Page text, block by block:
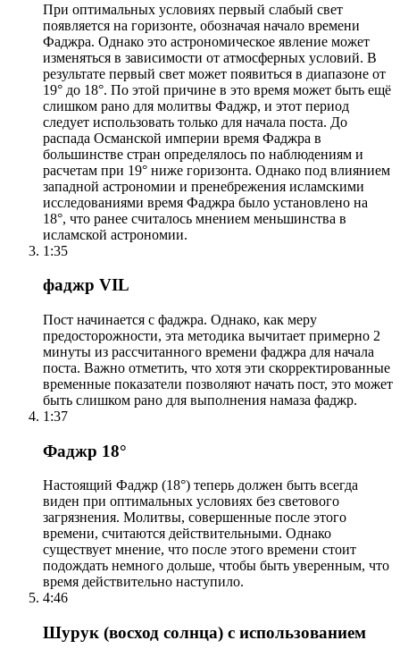
При оптимальных условиях первый слабый свет
появляется на горизонте, обозначая начало времени
Фаджра. Однако это астрономическое явление может
изменяться в зависимости от атмосферных условий. В
результате первый свет может появиться в диапазоне от
19° до 18°. По этой причине в это время может быть ещё
слишком рано для молитвы Фаджр, и этот период
следует использовать только для начала поста. До
распада Османской империи время Фаджра в
большинстве стран определялось по наблюдениям и
расчетам при 19° ниже горизонта. Однако под влиянием
западной астрономии и пренебрежения исламскими
исследованиями время Фаджра было установлено на
18°, что ранее считалось мнением меньшинства в
исламской астрономии.
1:35
фаджр VIL
Пост начинается с фаджра. Однако, как меру
предосторожности, эта методика вычитает примерно 2
минуты из рассчитанного времени фаджра для начала
поста. Важно отметить, что хотя эти скорректированные
временные показатели позволяют начать пост, это может
быть слишком рано для выполнения намаза фаджр.
1:37
Фаджр 18°
Настоящий Фаджр (18°) теперь должен быть всегда
виден при оптимальных условиях без светового
загрязнения. Молитвы, совершенные после этого
времени, считаются действительными. Однако
существует мнение, что после этого времени стоит
подождать немного дольше, чтобы быть уверенным, что
время действительно наступило.
4:46
Шурук (восход солнца) с использованием